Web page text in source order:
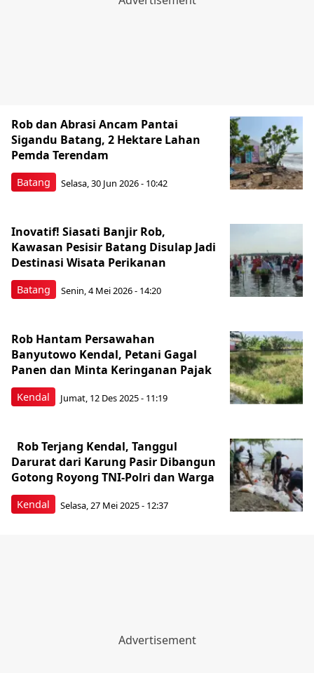
Batang
Rob dan Abrasi Ancam Pantai
Sigandu Batang, 2 Hektare Lahan
Pemda Terendam
Selasa, 30 Jun 2026 - 10:42
Batang
Inovatif! Siasati Banjir Rob,
Kawasan Pesisir Batang Disulap Jadi
Destinasi Wisata Perikanan
Senin, 4 Mei 2026 - 14:20
Kendal
Rob Hantam Persawahan
Banyutowo Kendal, Petani Gagal
Panen dan Minta Keringanan Pajak
Jumat, 12 Des 2025 - 11:19
Kendal
Rob Terjang Kendal, Tanggul
Darurat dari Karung Pasir Dibangun
Gotong Royong TNI-Polri dan Warga
Selasa, 27 Mei 2025 - 12:37